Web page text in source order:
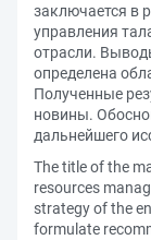
заключается в
управления
отрасли.
определена
Полученные
новины.
дальнейшего
The title of the
resources
strategy of the
formulate